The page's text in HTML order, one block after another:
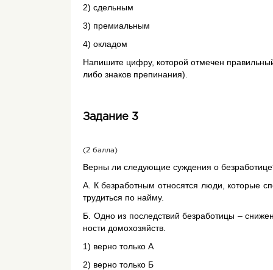
2) сдельным
3) премиальным
4) окладом
Напишите цифру, которой отмечен
либо знаков препинания).
Задание 3
(2 балла)
Верны ли сле­ду­ю­щие суж­де­ния о
А. К без­ра­бот­ным от­но­сят­ся люди, ко­то­рые
тру­дить­ся по найму.
Б. Одно из по­след­ствий без­ра­бо­ти­цы –
но­сти до­мо­хо­зяйств.
1) верно толь­ко А
2) верно толь­ко Б